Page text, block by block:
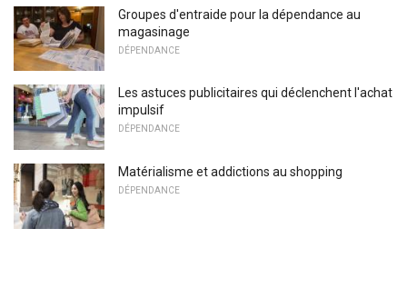
Groupes d'entraide pour la dépendance au
magasinage
DÉPENDANCE
Les astuces publicitaires qui déclenchent l'achat
impulsif
DÉPENDANCE
Matérialisme et addictions au shopping
DÉPENDANCE